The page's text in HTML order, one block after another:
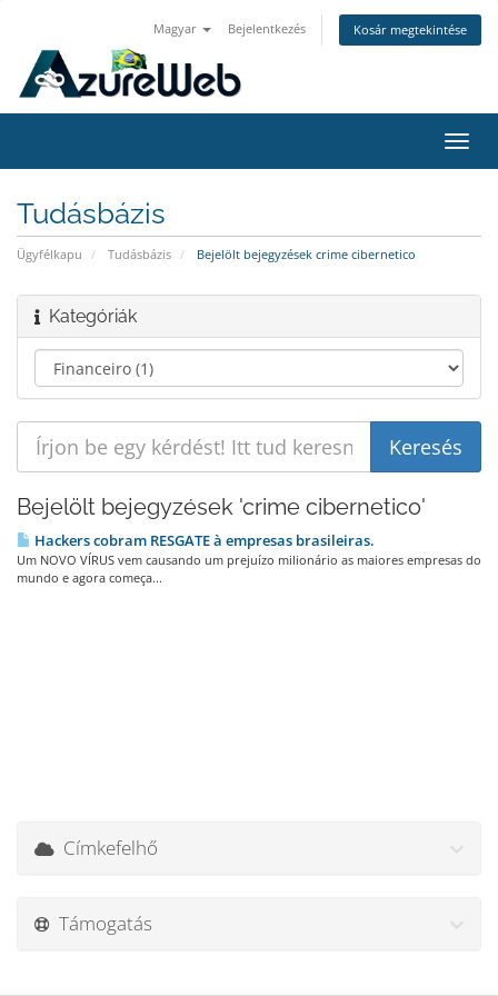
Magyar Bejelentkezés Kosár megtekintése
a
Tudásbázis
Ügyfélkapu Tudásbázis Bejelölt bejegyzések crime cibernetico
Kategóriák
Bejelölt bejegyzések 'crime cibernetico'
Hackers cobram RESGATE à empresas brasileiras.
Um NOVO VÍRUS vem causando um prejuízo milionário as maiores empresas do
mundo e agora começa...
Címkefelhő
Támogatás